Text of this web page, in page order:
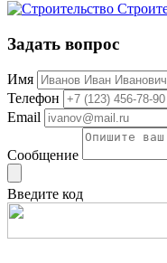
Задать вопрос
Имя
Телефон
Email
Сообщение
Введите код